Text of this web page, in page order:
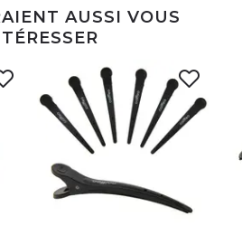
AUSSI VOUS